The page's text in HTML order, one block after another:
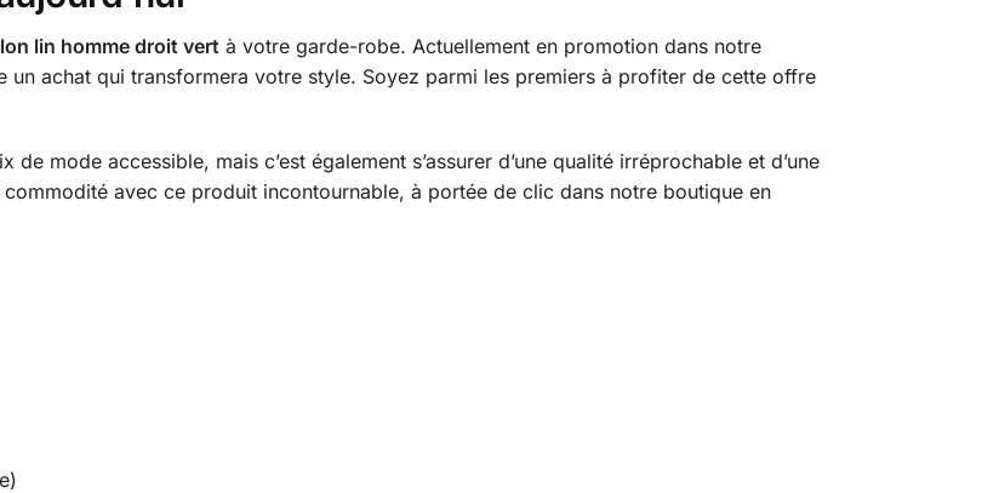
lin homme droit vertà votre garde-robe. Actuellement en promotion dans notre
un achat qui transformera votre style. Soyez parmi les premiers à profiter de cette offre
mode accessible, mais c’est également s’assurer d’une qualité irréprochable et d’une
avec ce produit incontournable, à portée de clic dans notre boutique en